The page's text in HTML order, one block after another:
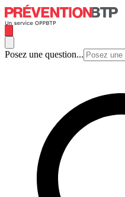
Posez une question...